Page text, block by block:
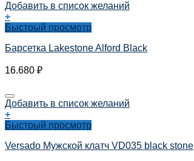
Добавить в список желаний
+
Быстрый просмотр
Барсетка Lakestone Alford Black
16.680 ₽
Добавить в список желаний
+
Быстрый просмотр
Versado Мужской клатч VD035 black stone